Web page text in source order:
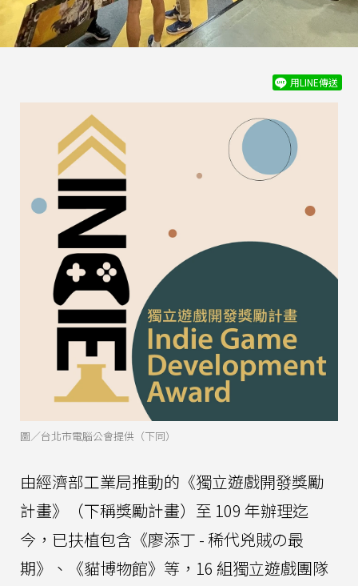
用LINE傳送
圖／台北市電腦公會提供（下同）
由經濟部工業局推動的《獨立遊戲開發獎勵
計畫》（下稱獎勵計畫）至 109 年辦理迄
今，已扶植包含《廖添丁 - 稀代兇賊の最
期》、《貓博物館》等，16 組獨立遊戲團隊